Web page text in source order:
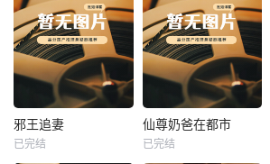
热播
邪王追妻
邪王追妻
已完结
热播
仙尊奶爸在都市
已完结